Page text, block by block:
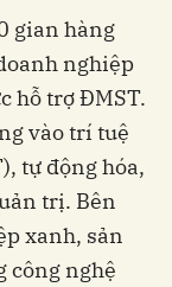
gian hàng
nghiệp
hỗ trợ ĐMST.
vào trí tuệ
tự động hóa,
trị. Bên
xanh, sản
công nghệ